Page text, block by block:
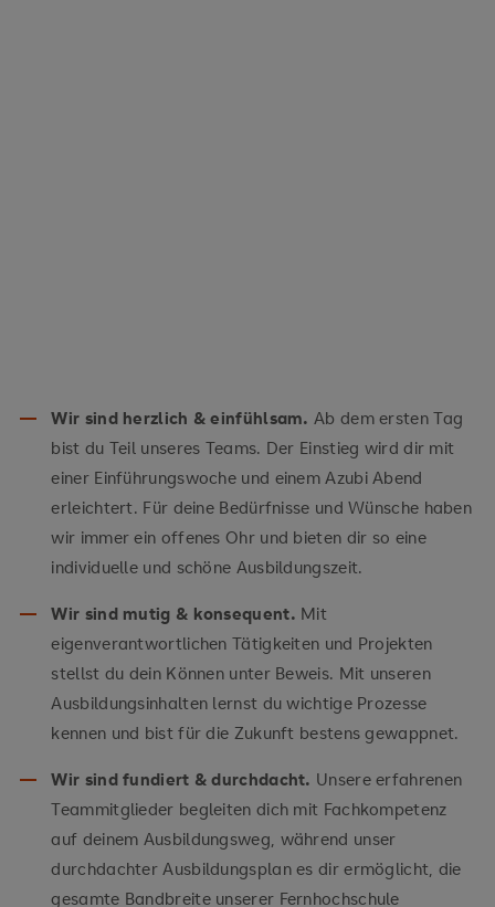
Wir sind herzlich & einfühlsam. Ab dem ersten Tag
bist du Teil unseres Teams. Der Einstieg wird dir mit
einer Einführungswoche und einem Azubi Abend
erleichtert. Für deine Bedürfnisse und Wünsche haben
wir immer ein offenes Ohr und bieten dir so eine
individuelle und schöne Ausbildungszeit.
Wir sind mutig & konsequent. Mit
eigenverantwortlichen Tätigkeiten und Projekten
stellst du dein Können unter Beweis. Mit unseren
Ausbildungsinhalten lernst du wichtige Prozesse
kennen und bist für die Zukunft bestens gewappnet.
Wir sind fundiert & durchdacht. Unsere erfahrenen
Teammitglieder begleiten dich mit Fachkompetenz
auf deinem Ausbildungsweg, während unser
durchdachter Ausbildungsplan es dir ermöglicht, die
gesamte Bandbreite unserer Fernhochschule